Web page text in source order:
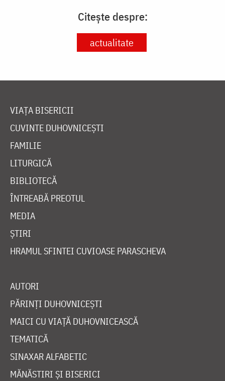
Citește despre:
actualitate
VIAȚA BISERICII
CUVINTE DUHOVNICEȘTI
FAMILIE
LITURGICĂ
BIBLIOTECĂ
ÎNTREABĂ PREOTUL
MEDIA
ȘTIRI
HRAMUL SFINTEI CUVIOASE PARASCHEVA
AUTORI
PĂRINȚI DUHOVNICEȘTI
MAICI CU VIAȚĂ DUHOVNICEASCĂ
TEMATICĂ
SINAXAR ALFABETIC
MĂNĂSTIRI ȘI BISERICI